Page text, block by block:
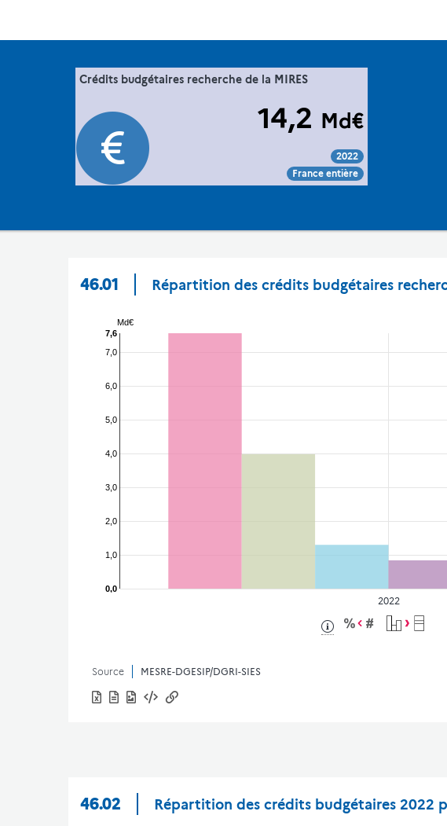
Crédits budgétaires recherche de la MIRES
14,2 Md€
2022
France entière
Voir :
Extrait de la fiche "
46. les objectifs socio-économiques des
Source :
MESRE-DGESIP/DGRI-SIES
46.01 Répartition des crédits budgétaires
1,0
2,0
3,0
4,0
5,0
6,0
7,0
Md€
0,0
7,6
2022
Source MESRE-DGESIP/DGRI-SIES
46.02 Répartition des crédits budgétaires 2022